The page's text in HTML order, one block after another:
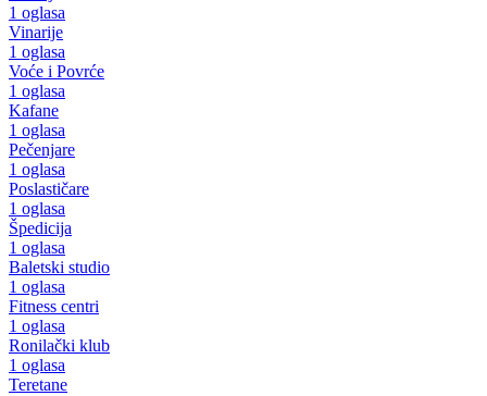
1 oglasa
Vinarije
1 oglasa
Voće i Povrće
1 oglasa
Kafane
1 oglasa
Pečenjare
1 oglasa
Poslastičare
1 oglasa
Špedicija
1 oglasa
Baletski studio
1 oglasa
Fitness centri
1 oglasa
Ronilački klub
1 oglasa
Teretane